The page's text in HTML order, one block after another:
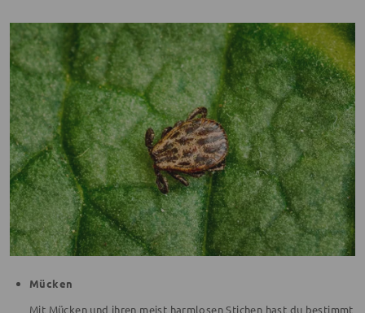
Mücken
Mit Mücken und ihren meist harmlosen Stichen hast du bestimmt